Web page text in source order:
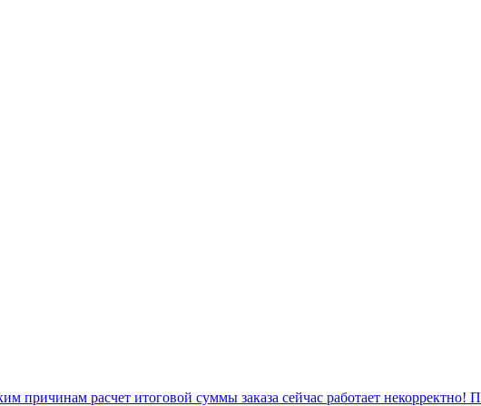
причинам расчет итоговой суммы заказа сейчас работает